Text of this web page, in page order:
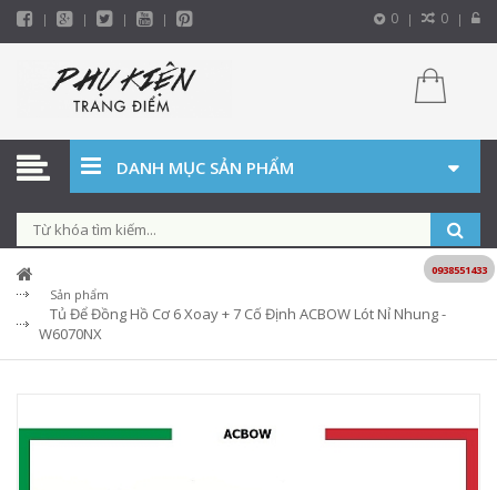
0 0
DANH MỤC SẢN PHẨM
Sản phẩm
Tủ Để Đồng Hồ Cơ 6 Xoay + 7 Cố Định ACBOW Lót Nỉ Nhung -
W6070NX
0938551433